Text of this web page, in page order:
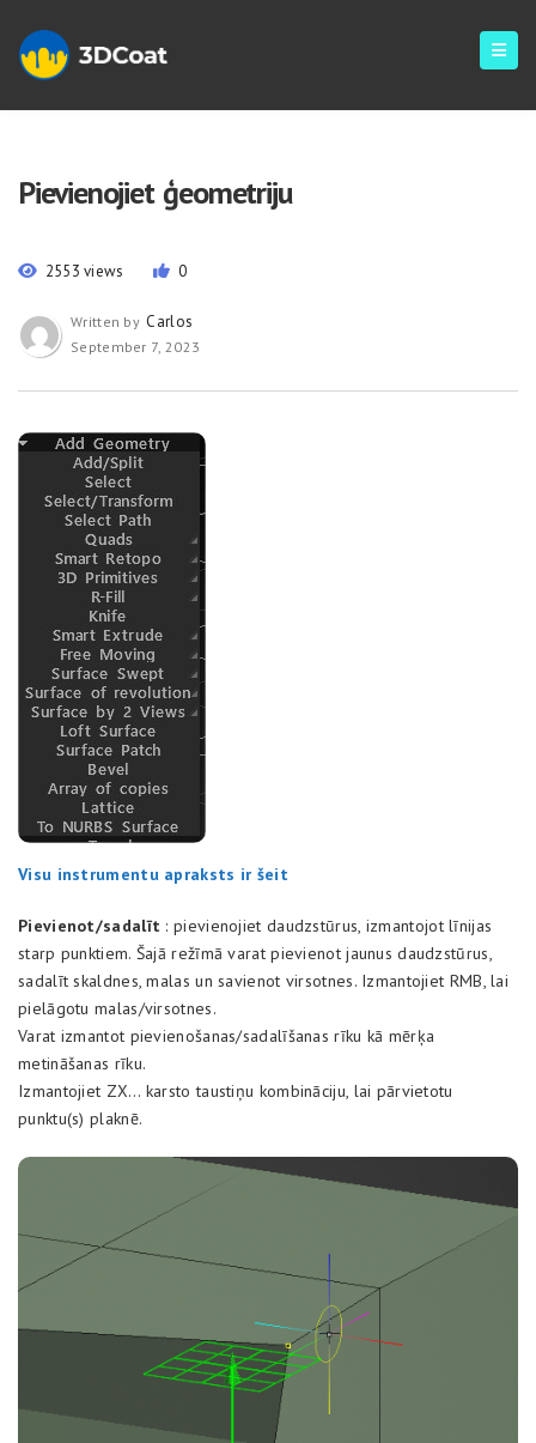
Pievienojiet ģeometriju
2553 views 0
Written by Carlos
September 7, 2023
Visu instrumentu apraksts ir šeit
Pievienot/sadalīt : pievienojiet daudzstūrus, izmantojot līnijas
starp punktiem. Šajā režīmā varat pievienot jaunus daudzstūrus,
sadalīt skaldnes, malas un savienot virsotnes. Izmantojiet RMB, lai
pielāgotu malas/virsotnes.
Varat izmantot pievienošanas/sadalīšanas rīku kā mērķa
metināšanas rīku.
Izmantojiet ZX… karsto taustiņu kombināciju, lai pārvietotu
punktu(s) plaknē.